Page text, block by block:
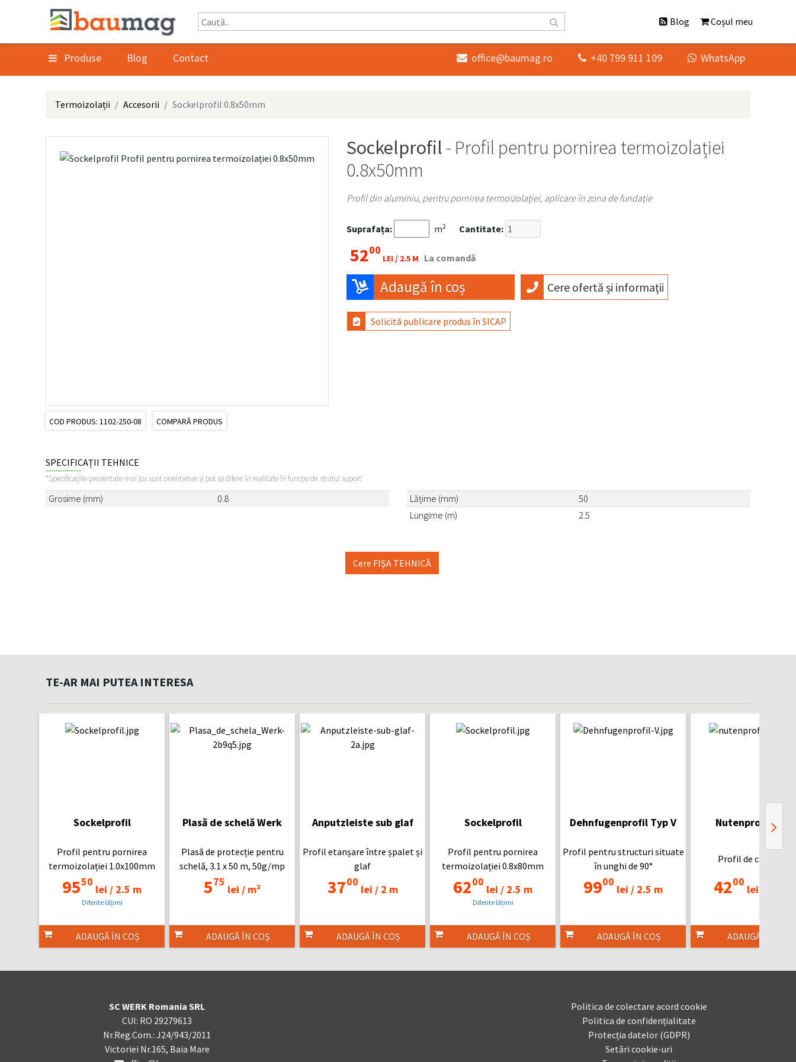
Blog Coșul meu
Produse Blog Contact  office@baumag.ro  +40 799 911 109  WhatsApp
Termoizolații Accesorii Sockelprofil 0.8x50mm
COD PRODUS: 1102-250-08 COMPARĂ PRODUS
Sockelprofil - Profil pentru pornirea termoizolației
0.8x50mm
Profil din aluminiu, pentru pornirea termoizolației, aplicare în zona de fundație
Suprafața: m2 Cantitate:
5200
LEI / 2.5 M La comandă
Adaugă în coș Cere ofertă și informații
Solicită publicare produs în SICAP
SPECIFICAȚII TEHNICE
*Specificațiile prezentate mai jos sunt orientative și pot să difere în realitate în funcție de stratul suport
Grosime (mm) 0.8 Lățime (mm)
50
Lungime (m)
2.5
Cere FIŞA TEHNICĂ
TE-AR MAI PUTEA INTERESA
Sockelprofil
Profil pentru pornirea
termoizolației 1.0x100mm
9550
lei / 2.5 m
Diferite lățimi
ADAUGĂ ÎN COȘ
Plasă de schelă Werk
Plasă de protecție pentru
schelă, 3.1 x 50 m, 50g/mp
575
lei / m²
ADAUGĂ ÎN COȘ
Anputzleiste sub glaf
Profil etanșare între șpalet și
glaf
3700
lei /2 m
ADAUGĂ ÎN COȘ
Sockelprofil
Profil pentru pornirea
termoizolației 0.8x80mm
6200
lei / 2.5 m
Diferite lățimi
ADAUGĂ ÎN COȘ
Dehnfugenprofil Typ V
Profil pentru structuri situate
în unghi de 90°
9900
lei / 2.5 m
ADAUGĂ ÎN COȘ
Nutenprofil PVC
Profil de canelură
4200
lei /
ADAUGĂ ÎN COȘ
SC WERK Romania SRL
CUI: RO 29279613
Nr.Reg.Com.: J24/943/2011
Victoriei Nr.165, Baia Mare
Politica de colectare acord cookie
Politica de confidențialitate
Protecția datelor (GDPR)
Setări cookie-uri